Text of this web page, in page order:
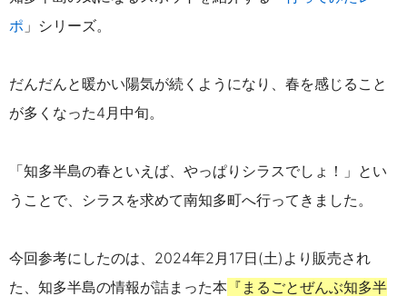
ポ 」シリーズ。
だんだんと暖かい陽気が続くようになり、春を感じること
が多くなった4月中旬。
「知多半島の春といえば、やっぱりシラスでしょ！」とい
うことで、シラスを求めて南知多町へ行ってきました。
今回参考にしたのは、2024年2月17日(土)より販売され
た、知多半島の情報が詰まった本 『まるごとぜんぶ知多半